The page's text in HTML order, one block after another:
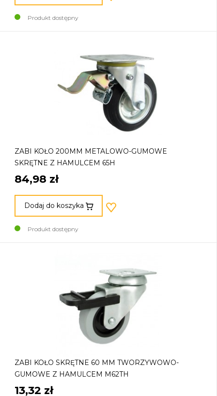
Produkt dostępny
ZABI KOŁO 200MM METALOWO-GUMOWE
SKRĘTNE Z HAMULCEM 65H
84,98 zł
Dodaj do koszyka
Produkt dostępny
ZABI KOŁO SKRĘTNE 60 MM TWORZYWOWO-
GUMOWE Z HAMULCEM M62TH
13,32 zł